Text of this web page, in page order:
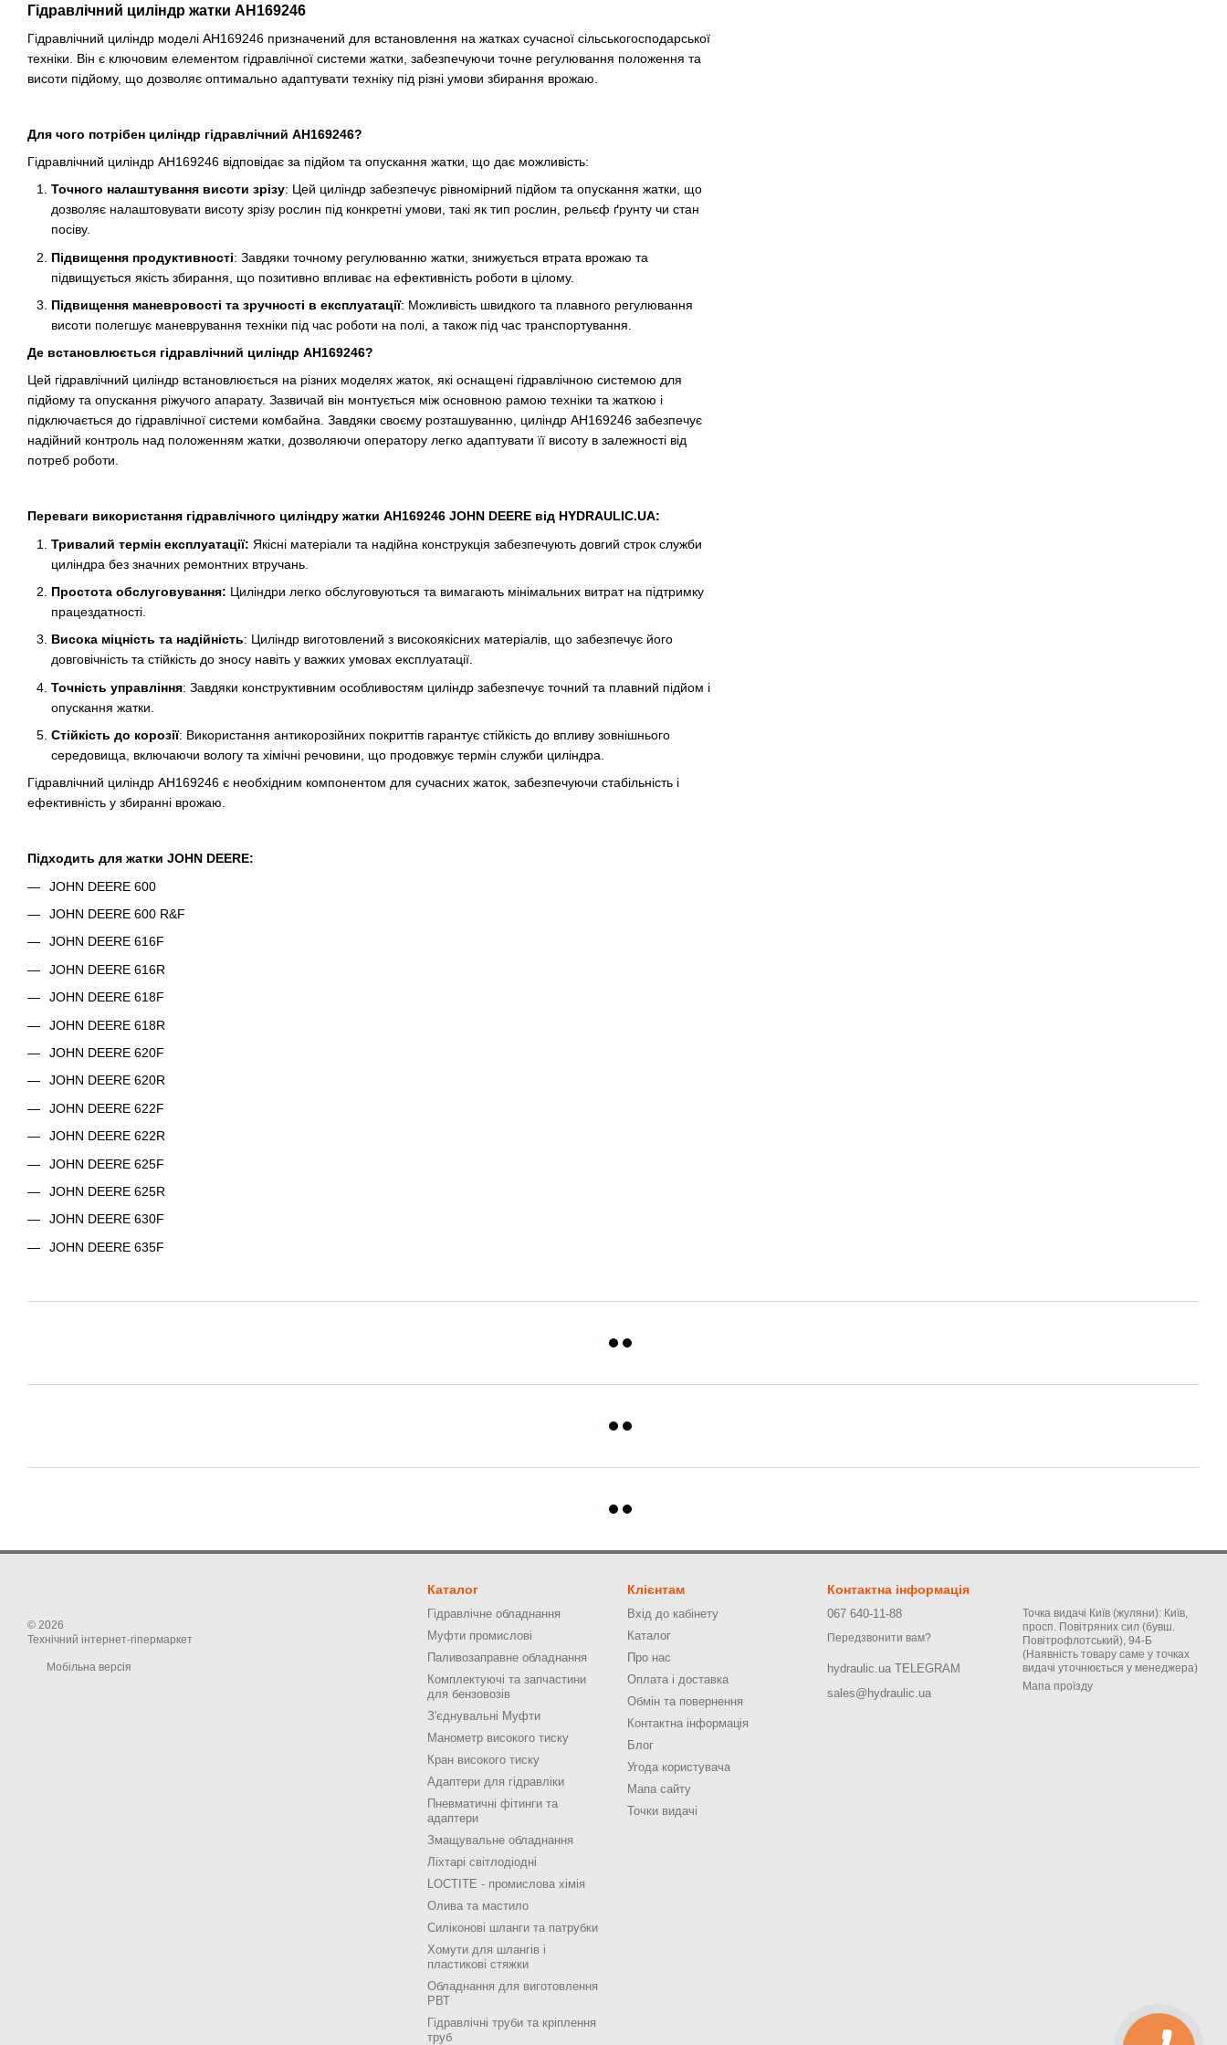
Гідравлічний циліндр жатки AH169246
Гідравлічний циліндр моделі AH169246 призначений для встановлення на жатках сучасної сільськогосподарської
техніки. Він є ключовим елементом гідравлічної системи жатки, забезпечуючи точне регулювання положення та
висоти підйому, що дозволяє оптимально адаптувати техніку під різні умови збирання врожаю.
Для чого потрібен циліндр гідравлічний AH169246?
Гідравлічний циліндр AH169246 відповідає за підйом та опускання жатки, що дає можливість:
Точного налаштування висоти зрізу: Цей циліндр забезпечує рівномірний підйом та опускання жатки, що
дозволяє налаштовувати висоту зрізу рослин під конкретні умови, такі як тип рослин, рельєф ґрунту чи стан
посіву.
Підвищення продуктивності: Завдяки точному регулюванню жатки, знижується втрата врожаю та
підвищується якість збирання, що позитивно впливає на ефективність роботи в цілому.
Підвищення маневровості та зручності в експлуатації: Можливість швидкого та плавного регулювання
висоти полегшує маневрування техніки під час роботи на полі, а також під час транспортування.
Де встановлюється гідравлічний циліндр AH169246?
Цей гідравлічний циліндр встановлюється на різних моделях жаток, які оснащені гідравлічною системою для
підйому та опускання ріжучого апарату. Зазвичай він монтується між основною рамою техніки та жаткою і
підключається до гідравлічної системи комбайна. Завдяки своєму розташуванню, циліндр AH169246 забезпечує
надійний контроль над положенням жатки, дозволяючи оператору легко адаптувати її висоту в залежності від
потреб роботи.
Переваги використання гідравлічного циліндру жатки AH169246 JOHN DEERE від HYDRAULIC.UA:
Тривалий термін експлуатації: Якісні матеріали та надійна конструкція забезпечують довгий строк служби
циліндра без значних ремонтних втручань.
Простота обслуговування: Циліндри легко обслуговуються та вимагають мінімальних витрат на підтримку
працездатності.
Висока міцність та надійність: Циліндр виготовлений з високоякісних матеріалів, що забезпечує його
довговічність та стійкість до зносу навіть у важких умовах експлуатації.
Точність управління: Завдяки конструктивним особливостям циліндр забезпечує точний та плавний підйом і
опускання жатки.
Стійкість до корозії: Використання антикорозійних покриттів гарантує стійкість до впливу зовнішнього
середовища, включаючи вологу та хімічні речовини, що продовжує термін служби циліндра.
Гідравлічний циліндр AH169246 є необхідним компонентом для сучасних жаток, забезпечуючи стабільність і
ефективність у збиранні врожаю.
Підходить для жатки JOHN DEERE:
JOHN DEERE 600
JOHN DEERE 600 R&F
JOHN DEERE 616F
JOHN DEERE 616R
JOHN DEERE 618F
JOHN DEERE 618R
JOHN DEERE 620F
JOHN DEERE 620R
JOHN DEERE 622F
JOHN DEERE 622R
JOHN DEERE 625F
JOHN DEERE 625R
JOHN DEERE 630F
JOHN DEERE 635F
© 2026
Технічний інтернет-гіпермаркет
Мобільна версія
Каталог
Гідравлічне обладнання
Муфти промислові
Паливозаправне обладнання
Комплектуючі та запчастини
для бензовозів
З'єднувальні Муфти
Манометр високого тиску
Кран високого тиску
Адаптери для гідравліки
Пневматичні фітинги та
адаптери
Змащувальне обладнання
Ліхтарі світлодіодні
LOCTITE - промислова хімія
Олива та мастило
Силіконові шланги та патрубки
Хомути для шлангів і
пластикові стяжки
Обладнання для виготовлення
РВТ
Гідравлічні труби та кріплення
труб
Клієнтам
Вхід до кабінету
Каталог
Про нас
Оплата і доставка
Обмін та повернення
Контактна інформація
Блог
Угода користувача
Мапа сайту
Точки видачі
Контактна інформація
067 640-11-88
Передзвонити вам?
hydraulic.ua TELEGRAM
sales@hydraulic.ua
Точка видачі Київ (жуляни): Київ,
просп. Повітряних сил (бувш.
Повітрофлотський), 94-Б
(Наявність товару саме у точках
видачі уточнюється у менеджера)
Мапа проїзду